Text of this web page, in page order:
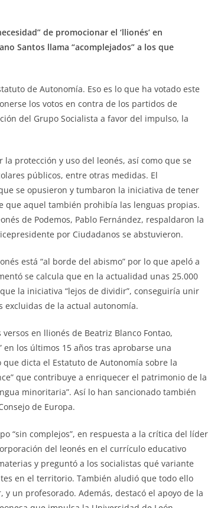
de promocionar el ‘llionés’ en
Santos llama “acomplejados” a los que
de Autonomía. Eso es lo que ha votado este
los votos en contra de los partidos de
del Grupo Socialista a favor del impulso, la
protección y uso del leonés, así como que se
públicos, entre otras medidas. El
se opusieron y tumbaron la iniciativa de tener
que aquel también prohibía las lenguas propias.
de Podemos, Pablo Fernández, respaldaron la
por Ciudadanos se abstuvieron.
está “al borde del abismo” por lo que apeló a
se calcula que en la actualidad unas 25.000
la iniciativa “lejos de dividir”, conseguiría unir
excluidas de la actual autonomía.
en llionés de Beatriz Blanco Fontao,
los últimos 15 años tras aprobarse una
dicta el Estatuto de Autonomía sobre la
que contribuye a enriquecer el patrimonio de la
minoritaria”. Así lo han sancionado también
de Europa.
“sin complejos”, en respuesta a la crítica del líder
del leonés en el currículo educativo
y preguntó a los socialistas qué variante
en el territorio. También aludió que todo ello
un profesorado. Además, destacó el apoyo de la